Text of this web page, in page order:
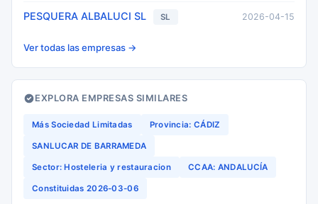
PESQUERA ALBALUCI SL SL 2026-04-15
Ver todas las empresas →
EXPLORA EMPRESAS SIMILARES
Más Sociedad Limitadas Provincia: CÁDIZ
SANLUCAR DE BARRAMEDA
Sector: Hosteleria y restauracion CCAA: ANDALUCÍA
Constituidas 2026-03-06